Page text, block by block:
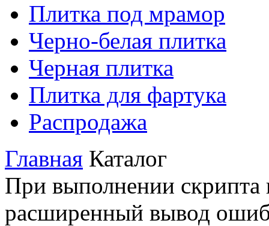
Плитка под мрамор
Черно-белая плитка
Черная плитка
Плитка для фартука
Распродажа
Главная Каталог
При выполнении
расширенный вывод